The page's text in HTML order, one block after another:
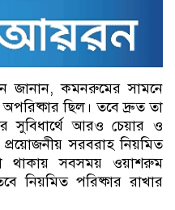
জানান, কমনরুমের সামনে
ছিল। তবে দ্রুত তা
সুবিধার্থে আরও চেয়ার ও
সরবরাহ নিয়মিত
থাকায় সবসময় ওয়াশরুম
নিয়মিত পরিষ্কার রাখার